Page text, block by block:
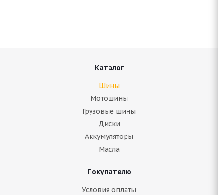
Amtel NordMaster Evo 185/65 R14 82T
Каталог
Шины
Мотошины
Грузовые шины
Диски
Аккумуляторы
Масла
Покупателю
Условия оплаты